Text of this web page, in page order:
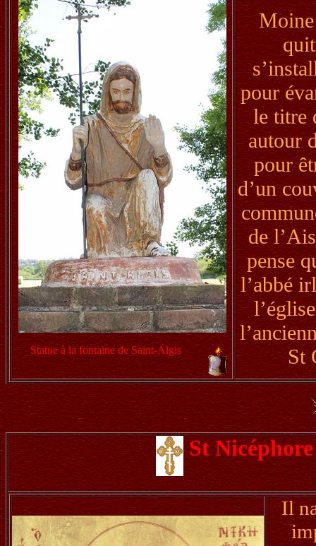
Statue à la fontaine de Saint-Algis
pour
le titre
autour
pour
d’un
de
pense
l’abbé
St
St
Il